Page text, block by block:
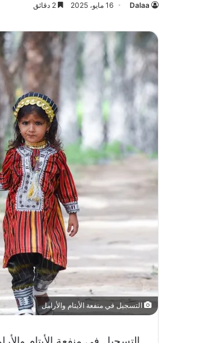
Dalaa 16 مايو، 2025
التسجيل في منفعة الأيتام والأرامل